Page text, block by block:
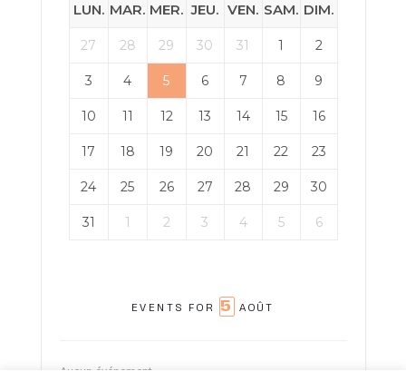
LUN. MAR. MER. JEU. VEN. SAM. DIM.
27 28 29 30 31 1 2
3 4 5 6 7 8 9
10 11 12 13 14 15 16
17 18 19 20 21 22 23
24 25 26 27 28 29 30
31 1 2 3 4 5 6
EVENTS FOR 5 AOÛT